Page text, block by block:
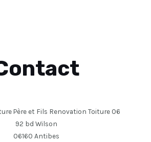
Père et Fils Renovation Toiture 06
92 bd Wilson
06160 Antibes